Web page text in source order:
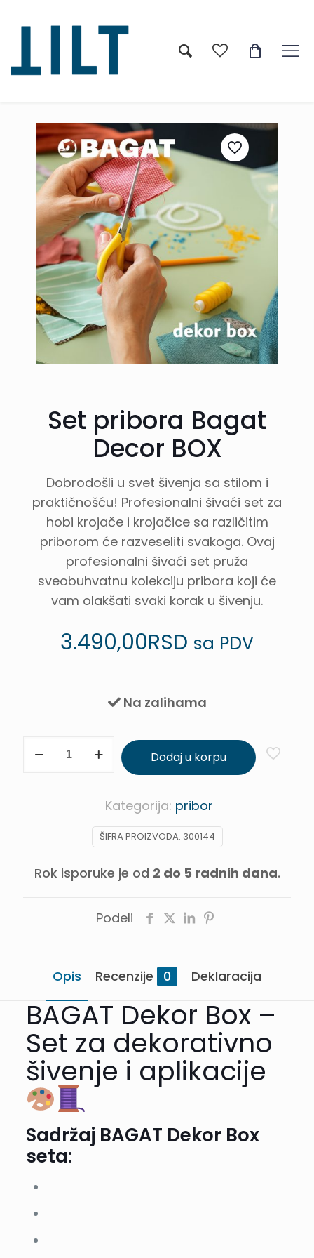
Set pribora Bagat
Decor BOX
Dobrodošli u svet šivenja sa stilom i
praktičnošću! Profesionalni šivaći set za
hobi krojače i krojačice sa različitim
priborom će razveseliti svakoga. Ovaj
profesionalni šivaći set pruža
sveobuhvatnu kolekciju pribora koji će
vam olakšati svaki korak u šivenju.
3.490,00RSD sa PDV
Na zalihama
Dodaj u korpu
Rok isporuke je od 2 do 5 radnih dana.
ŠIFRA PROIZVODA: 300144
Kategorija: pribor
Podeli
Opis Recenzije 0 Deklaracija
BAGAT Dekor Box –
Set za dekorativno
šivenje i aplikacije
Sadržaj BAGAT Dekor Box
seta: